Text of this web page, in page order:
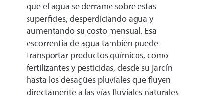
que el agua se derrame sobre estas
superficies, desperdiciando agua y
aumentando su costo mensual. Esa
escorrentía de agua también puede
transportar productos químicos, como
fertilizantes y pesticidas, desde su jardín
hasta los desagües pluviales que fluyen
directamente a las vías fluviales naturales